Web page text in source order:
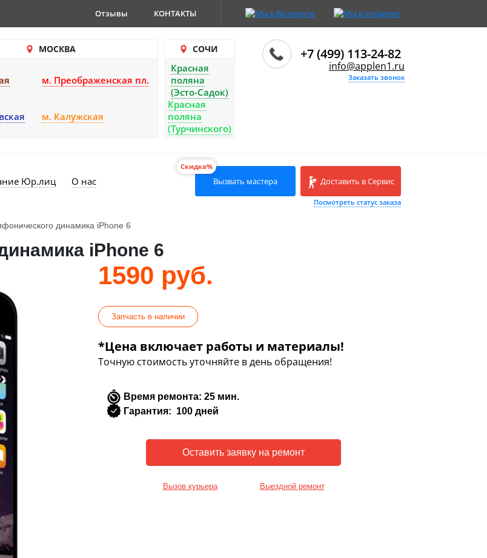
Отзывы КОНТАКТЫ
МОСКВА
м. Преображенская пл.
м. Калужская
СОЧИ
Красная
поляна
(Эсто-Садок)
Красная
поляна
(Турчинского)
+7 (499) 113-24-82
info@applen1.ru
Заказать звонок
Юр.лиц О нас
Скидка%
Вызвать мастера Доставить в Сервис
Посмотреть статус заказа
динамика iPhone 6
iPhone 6
1590 руб.
Запчасть в наличии
*Цена включает работы и материалы!
Точную стоимость уточняйте в день обращения!
Время ремонта: 25 мин.
Гарантия: 100 дней
Вызов курьера Выездной ремонт